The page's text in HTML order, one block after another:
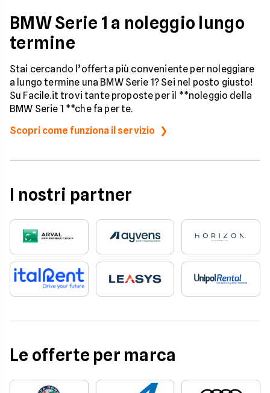
BMW Serie 1 a noleggio lungo
termine
Stai cercando l’offerta più conveniente per noleggiare
a lungo termine una BMW Serie 1? Sei nel posto giusto!
Su Facile.it trovi tante proposte per il **noleggio della
BMW Serie 1 **che fa per te.
Scopri come funziona il servizio
I nostri partner
Le offerte per marca